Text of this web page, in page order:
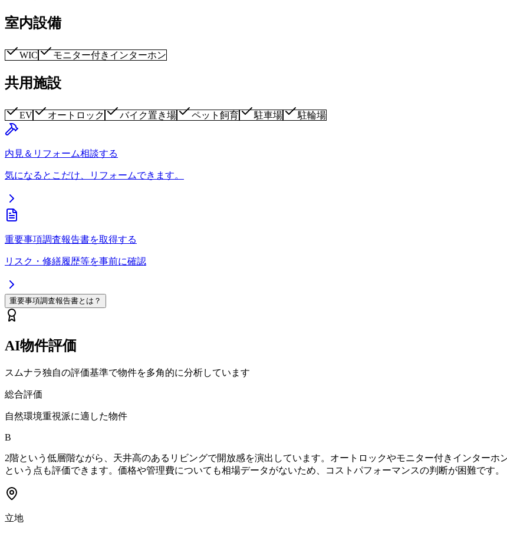
室内設備
WIC モニター付きインターホン
共用施設
EV オートロック バイク置き場 ペット飼育 駐車場 駐輪場
内見＆リフォーム相談する
気になるとこだけ、リフォームできます。
重要事項調査報告書を取得する
リスク・修繕履歴等を事前に確認
重要事項調査報告書とは？
AI物件評価
スムナラ独自の評価基準で物件を多角的に分析しています
総合評価
自然環境重視派に適した物件
B
2階という低層階ながら、天井高のあるリビングで開放感を演出しています。オートロックやモニター付きインター
という点も評価できます。価格や管理費についても相場データがないため、コストパフォーマンスの判断が困難です。
立地